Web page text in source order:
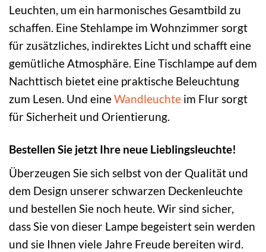
Leuchten, um ein harmonisches Gesamtbild zu
schaffen. Eine Stehlampe im Wohnzimmer sorgt
für zusätzliches, indirektes Licht und schafft eine
gemütliche Atmosphäre. Eine Tischlampe auf dem
Nachttisch bietet eine praktische Beleuchtung
zum Lesen. Und eineWandleuchte im Flur sorgt
für Sicherheit und Orientierung.
Bestellen Sie jetzt Ihre neue Lieblingsleuchte!
Überzeugen Sie sich selbst von der Qualität und
dem Design unserer schwarzen Deckenleuchte
und bestellen Sie noch heute. Wir sind sicher,
dass Sie von dieser Lampe begeistert sein werden
und sie Ihnen viele Jahre Freude bereiten wird.